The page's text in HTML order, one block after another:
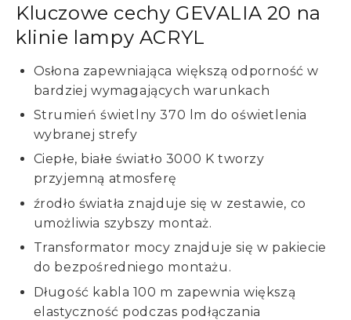
Kluczowe cechy GEVALIA 20 na
klinie lampy ACRYL
Osłona zapewniająca większą odporność w
bardziej wymagających warunkach
Strumień świetlny 370 lm do oświetlenia
wybranej strefy
Ciepłe, białe światło 3000 K tworzy
przyjemną atmosferę
źrodło światła znajduje się w zestawie, co
umożliwia szybszy montaż.
Transformator mocy znajduje się w pakiecie
do bezpośredniego montażu.
Długość kabla 100 m zapewnia większą
elastyczność podczas podłączania